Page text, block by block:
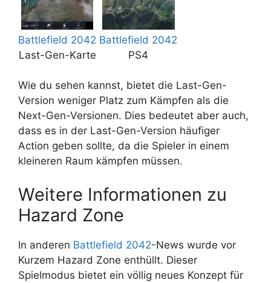
Battlefield 2042
Last-Gen-Karte
Battlefield 2042
PS4
Wie du sehen kannst, bietet die Last-Gen-
Version weniger Platz zum Kämpfen als die
Next-Gen-Versionen. Dies bedeutet aber auch,
dass es in der Last-Gen-Version häufiger
Action geben sollte, da die Spieler in einem
kleineren Raum kämpfen müssen.
Weitere Informationen zu
Hazard Zone
In anderen Battlefield 2042-News wurde vor
Kurzem Hazard Zone enthüllt. Dieser
Spielmodus bietet ein völlig neues Konzept für